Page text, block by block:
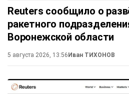
Reuters сообщило о
ракетного
Воронежской области
5 августа 2026, 13:56Иван ТИХОНОВ